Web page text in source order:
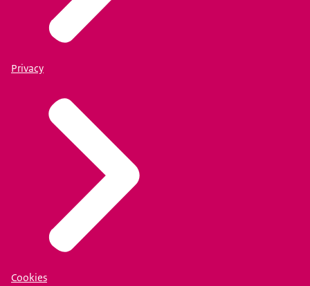
Privacy
Cookies